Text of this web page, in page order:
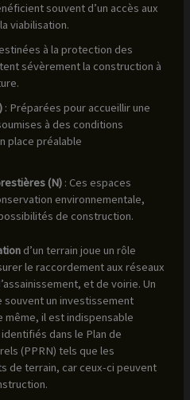
souvent d’un accès aux
viabilisation.
à la protection des
sévèrement la construction à
: Préparées pour accueillir une
à des conditions
place préalable
(N): Ces espaces
environnementale,
de construction.
d’un terrain joue un rôle
le raccordement aux réseaux
et de voirie. Un
un investissement
il est indispensable
dans le Plan de
(PPRN) tels que les
de terrain, car ceux-ci peuvent